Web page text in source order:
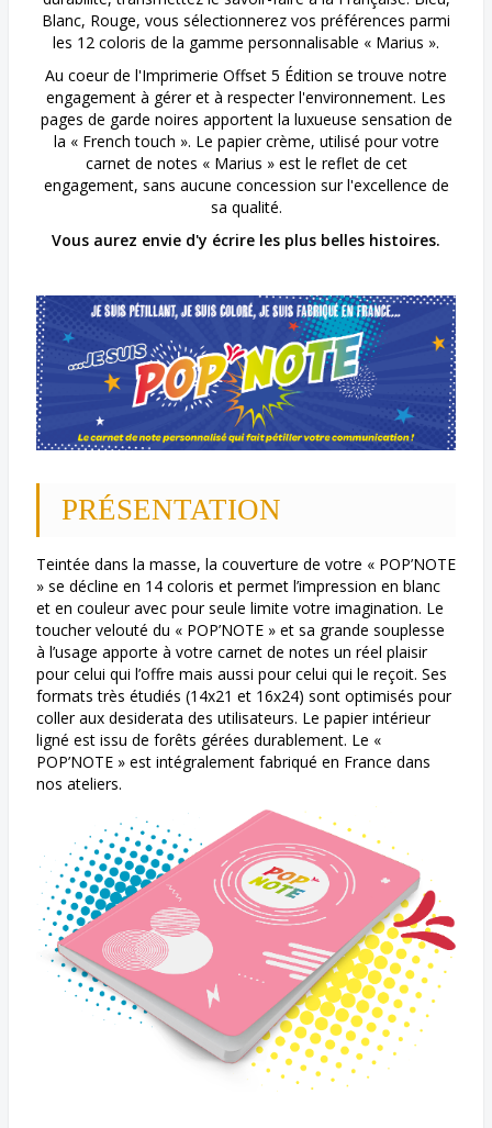
Blanc, Rouge, vous sélectionnerez vos préférences parmi
les 12 coloris de la gamme personnalisable « Marius ».
Au coeur de l'Imprimerie Offset 5 Édition se trouve notre
engagement à gérer et à respecter l'environnement. Les
pages de garde noires apportent la luxueuse sensation de
la « French touch ». Le papier crème, utilisé pour votre
carnet de notes « Marius » est le reflet de cet
engagement, sans aucune concession sur l'excellence de
sa qualité.
Vous aurez envie d'y écrire les plus belles histoires.
PRÉSENTATION
Teintée dans la masse, la couverture de votre « POP’NOTE
» se décline en 14 coloris et permet l’impression en blanc
et en couleur avec pour seule limite votre imagination. Le
toucher velouté du « POP’NOTE » et sa grande souplesse
à l’usage apporte à votre carnet de notes un réel plaisir
pour celui qui l’offre mais aussi pour celui qui le reçoit. Ses
formats très étudiés (14x21 et 16x24) sont optimisés pour
coller aux desiderata des utilisateurs. Le papier intérieur
ligné est issu de forêts gérées durablement. Le «
POP’NOTE » est intégralement fabriqué en France dans
nos ateliers.